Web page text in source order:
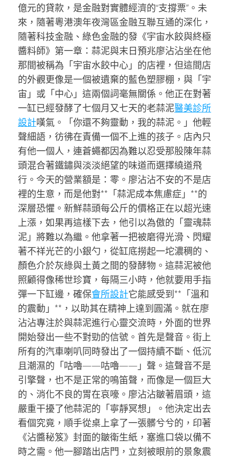
億元的貸款，是金融對實體經濟的“支撐票”。未
來，隨著粵港澳年夜灣區金融互聯互通的深化，
隨著科技金融、綠色金融的發《宇宙水餃與終極
醬料師》第一章：蒜泥與末日預兆廖沾沾坐在他
那間被稱為「宇宙水餃中心」的店裡，但這間店
的外觀更像是一個被遺棄的藍色塑膠棚，與「宇
宙」或「中心」這兩個詞毫無關係。他正在對著
一缸已經發酵了七個月又七天的老蒜泥醫美診所
設計嘆氣。「你還不夠靈動，我的蒜泥。」他輕
聲細語，彷彿在責備一個不上進的孩子。店內只
有他一個人，連蒼蠅都因為難以忍受那股陳年蒜
頭混合著鐵鏽與淡淡絕望的味道而選擇繞道飛
行。今天的營業額是：零。廖沾沾不安的不是店
裡的生意，而是他對**「蒜泥成本焦慮症」**的
深層恐懼。新鮮蒜頭每公斤的價格正在以超光速
上漲，如果再這樣下去，他引以為傲的「靈魂蒜
泥」將難以為繼。他拿著一把被磨得光滑、閃耀
著不祥光芒的小銀勺，從缸底撈起一坨濃稠的、
顏色介於灰綠與土黃之間的發酵物。這蒜泥被他
照顧得像稀世珍寶，每隔三小時，他就要用手指
彈一下缸邊，確保會所設計它能感受到**「溫和
的震動」**，以助其在精神上達到圓滿。就在廖
沾沾專注於與蒜泥進行心靈交流時，外面的世界
開始發出一些不對勁的信號。首先是聲音。街上
所有的汽車喇叭同時發出了一個持續不斷、低沉
且潮濕的「咕嚕——咕嚕——」聲。這聲音不是
引擎聲，也不是正常的鳴笛聲，而像是一個巨大
的、消化不良的胃在哀嚎。廖沾沾皺著眉頭，這
嚴重干擾了他蒜泥的「寧靜冥想」。他決定出去
看個究竟，順手從桌上拿了一張髒兮兮的，印著
《沾醬秘笈》封面的皺衛生紙，塞進口袋以備不
時之需。他一腳踏出店門，立刻被眼前的景象震